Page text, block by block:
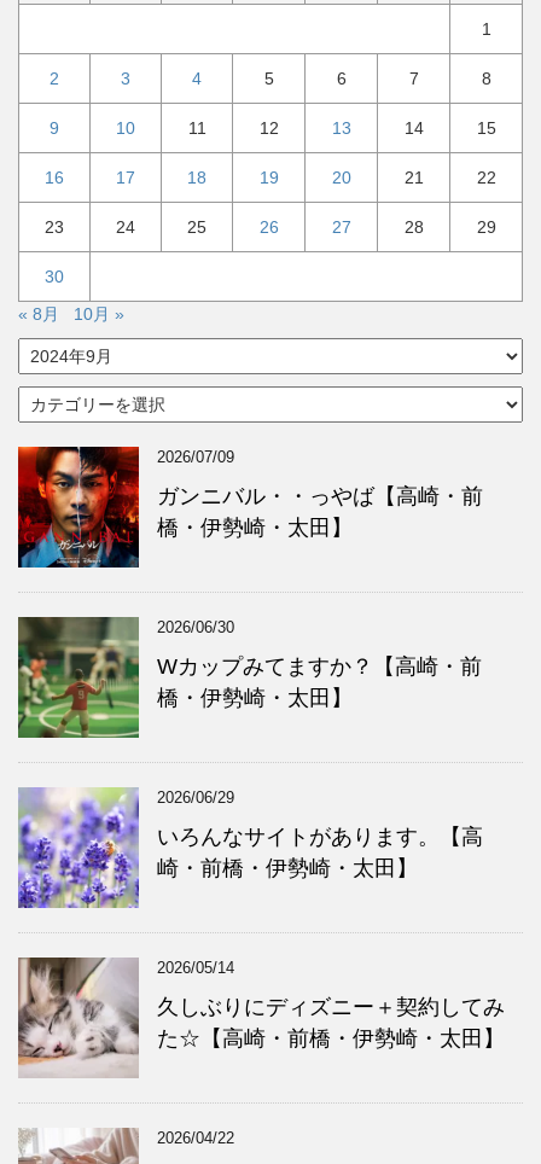
1
2 3 4 5 6 7 8
9 10 11 12 13 14 15
16 17 18 19 20 21 22
23 24 25 26 27 28 29
30
« 8月
10月 »
ア
ー
カ
イ
ブ
カ
テ
ゴ
ー
2026/07/09
ガンニバル・・っやば【高崎・前
橋・伊勢崎・太田】
2026/06/30
Wカップみてますか？【高崎・前
橋・伊勢崎・太田】
2026/06/29
いろんなサイトがあります。【高
崎・前橋・伊勢崎・太田】
2026/05/14
久しぶりにディズニー＋契約してみ
た☆【高崎・前橋・伊勢崎・太田】
2026/04/22